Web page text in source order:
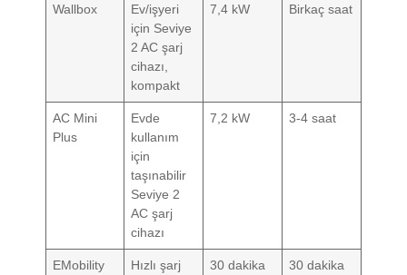
Wallbox
Ev/işyeri
için Seviye
2 AC şarj
cihazı,
kompakt
7,4 kW Birkaç saat
AC Mini
Plus
Evde
kullanım
için
taşınabilir
Seviye 2
AC şarj
cihazı
7,2 kW 3-4 saat
EMobility
Hızlı şarj
30 dakika
30 dakika